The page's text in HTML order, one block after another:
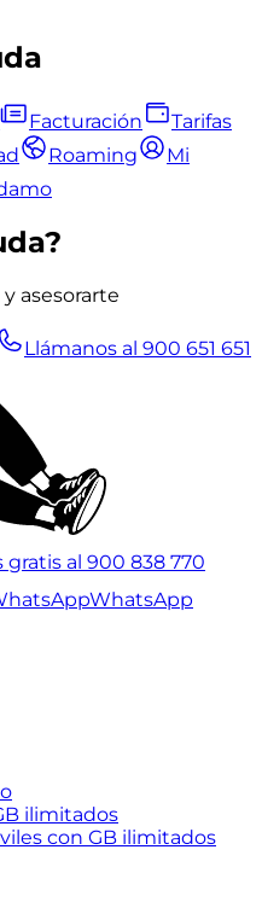
Facturación
Tarifas
Roaming
Mi
asesorarte
Llámanos al 900 651 651
gratis al 900 838 770
WhatsApp
ilimitados
con GB ilimitados